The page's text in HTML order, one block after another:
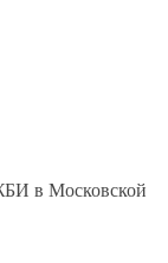
в Московской